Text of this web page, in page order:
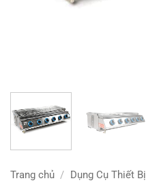
Trang chủ / Dụng Cụ Thiết Bị